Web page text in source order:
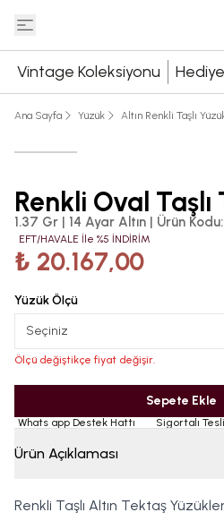
Vintage Koleksiyonu
Ana Sayfa Yüzük Altın Renkli Taşlı
Renkli Oval
1.37 Gr | 14 Ayar Altın | Ürün Kodu:
EFT/HAVALE İle %5 İNDİRİM
₺ 20.167,00
Yüzük Ölçü
Seçiniz
Ölçü değiştikçe fiyat değişir.
Sepete Ekle
Whats app Destek Hattı Sigortalı
Ürün Açıklaması
Renkli Taşlı Altın Tektaş